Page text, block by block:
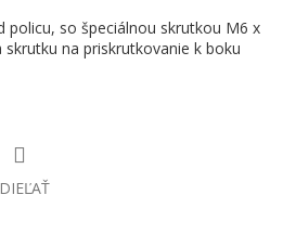
policu, so špeciálnou skrutkou M6 x
na priskrutkovanie k boku